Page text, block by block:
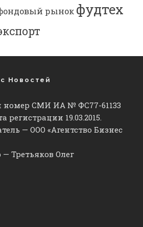
рынок фудтех
Новостей
номер СМИ ИА № ФС77-61133
регистрации 19.03.2015.
— ООО «Агентство Бизнес
Третьяков Олег